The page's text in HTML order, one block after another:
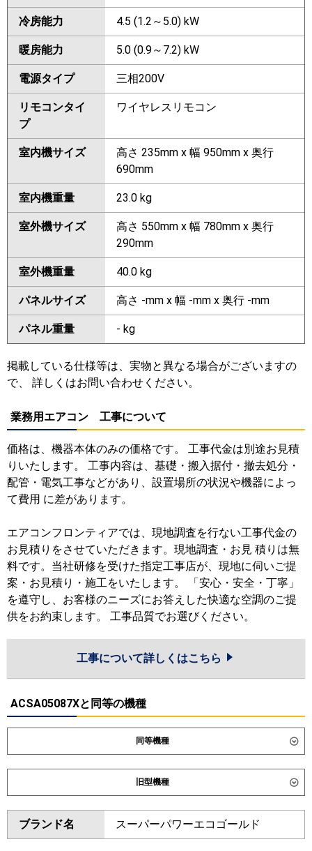
冷房能力 4.5 (1.2～5.0) kW
暖房能力 5.0 (0.9～7.2) kW
電源タイプ 三相200V
リモコンタイ
プ
ワイヤレスリモコン
室内機サイズ
高さ 235mm x 幅 950mm x 奥行
690mm
室内機重量 23.0 kg
室外機サイズ
高さ 550mm x 幅 780mm x 奥行
290mm
室外機重量 40.0 kg
パネルサイズ 高さ -mm x 幅 -mm x 奥行 -mm
パネル重量 - kg
掲載している仕様等は、実物と異なる場合がございますの
で、 詳しくはお問い合わせください。
業務用エアコン 工事について
価格は、機器本体のみの価格です。 工事代金は別途お見積
りいたします。 工事内容は、基礎・搬入据付・撤去処分・
配管・電気工事などがあり、設置場所の状況や機器によっ
て費用 に差があります。
エアコンフロンティアでは、現地調査を行ない工事代金の
お見積りをさせていただきます。現地調査・お見 積りは無
料です。当社研修を受けた指定工事店が、現地に伺いご提
案・お見積り・施工をいたします。 「安心・安全・丁寧」
を遵守し、お客様のニーズにお答えした快適な空調のご提
供をお約束します。 工事品質でお選びください。
工事について詳しくはこちら
ACSA05087Xと同等の機種
同等機種
ダイキン SZRH50CNT SZRH50CT
SZRHU50CT
東芝 GCEA05011XU GCEA05011MUB
GCSA05013XU
GCSA05013MUB
旧型機種
ダイキン SZRH50BYT SZRH50BYNT
SZRHU50BYT SZRH50BJT
SZRH50BJNT SZRU50BJT
ブランド名 スーパーパワーエコゴールド